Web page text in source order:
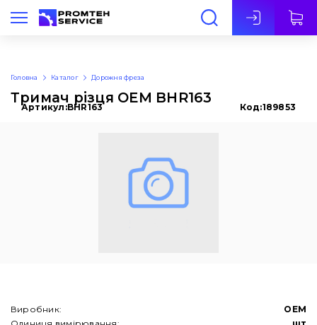
Укр
Головна Каталог Дорожня фреза
Тримач різця OEM BHR163
Артикул:BHR163 Код:189853
Виробник:
OEM